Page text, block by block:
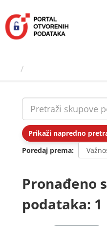
sadržaj
Prikaži napredno
Poredaj prema
Pronađeno
podataka: 1